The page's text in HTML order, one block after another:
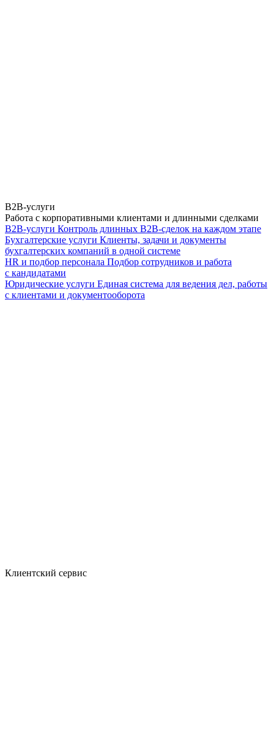
B2B-услуги
Работа с корпоративными клиентами и длинными сделками
B2B-услуги Контроль длинных B2B-сделок на каждом этапе
Бухгалтерские услуги Клиенты, задачи и документы
бухгалтерских компаний в одной системе
HR и подбор персонала Подбор сотрудников и работа
с кандидатами
Юридические услуги Единая система для ведения дел, работы
с клиентами и документооборота
Клиентский сервис